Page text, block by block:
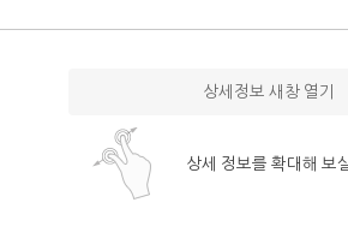
상세정보 새창 열기
상세 정보를 확대해 보